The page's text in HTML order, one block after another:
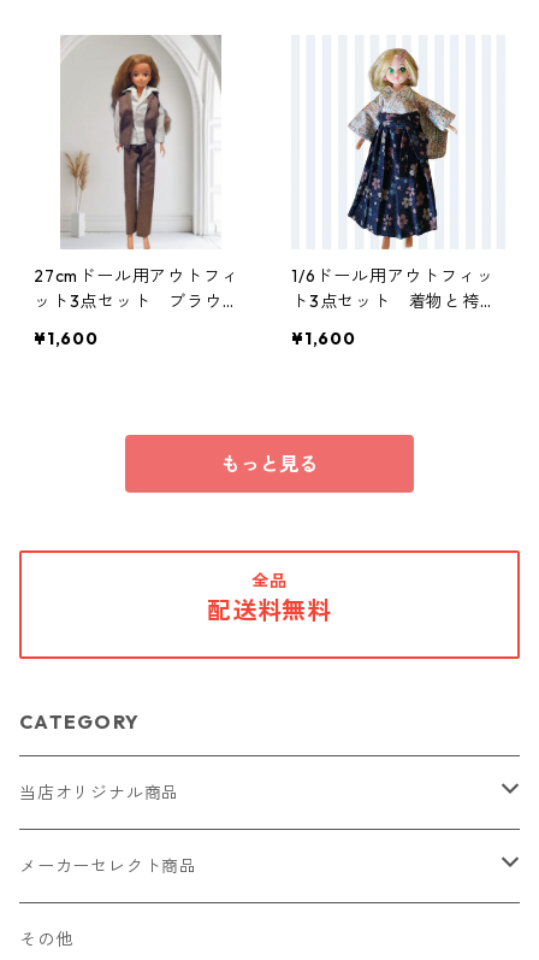
27cmドール用アウトフィ
ット3点セット ブラウン
ーデ ベスト・シャツ・パ
¥1,600
1/6ドール用アウトフィッ
ト3点セット 着物と袴
¥1,600
もっと見る
全品
配送料無料
CATEGORY
当店オリジナル商品
レザー（革）
ロングウォレット
ストラップ
メーカーセレクト商品
財布・キーケース・カードケース
その他